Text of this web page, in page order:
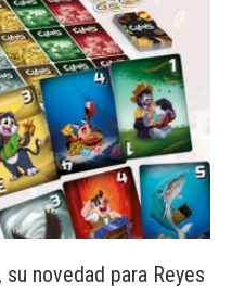
novedad para Reyes